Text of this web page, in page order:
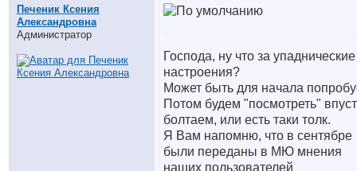
Печеник Ксения
Александровна
Администратор
Господа, ну что за упаднические
настроения?
Может быть для начала
Потом будем "посмотреть"
болтаем, или есть таки толк.
Я Вам напомню, что в сентябре
были переданы в МЮ мнения
наших пользователей